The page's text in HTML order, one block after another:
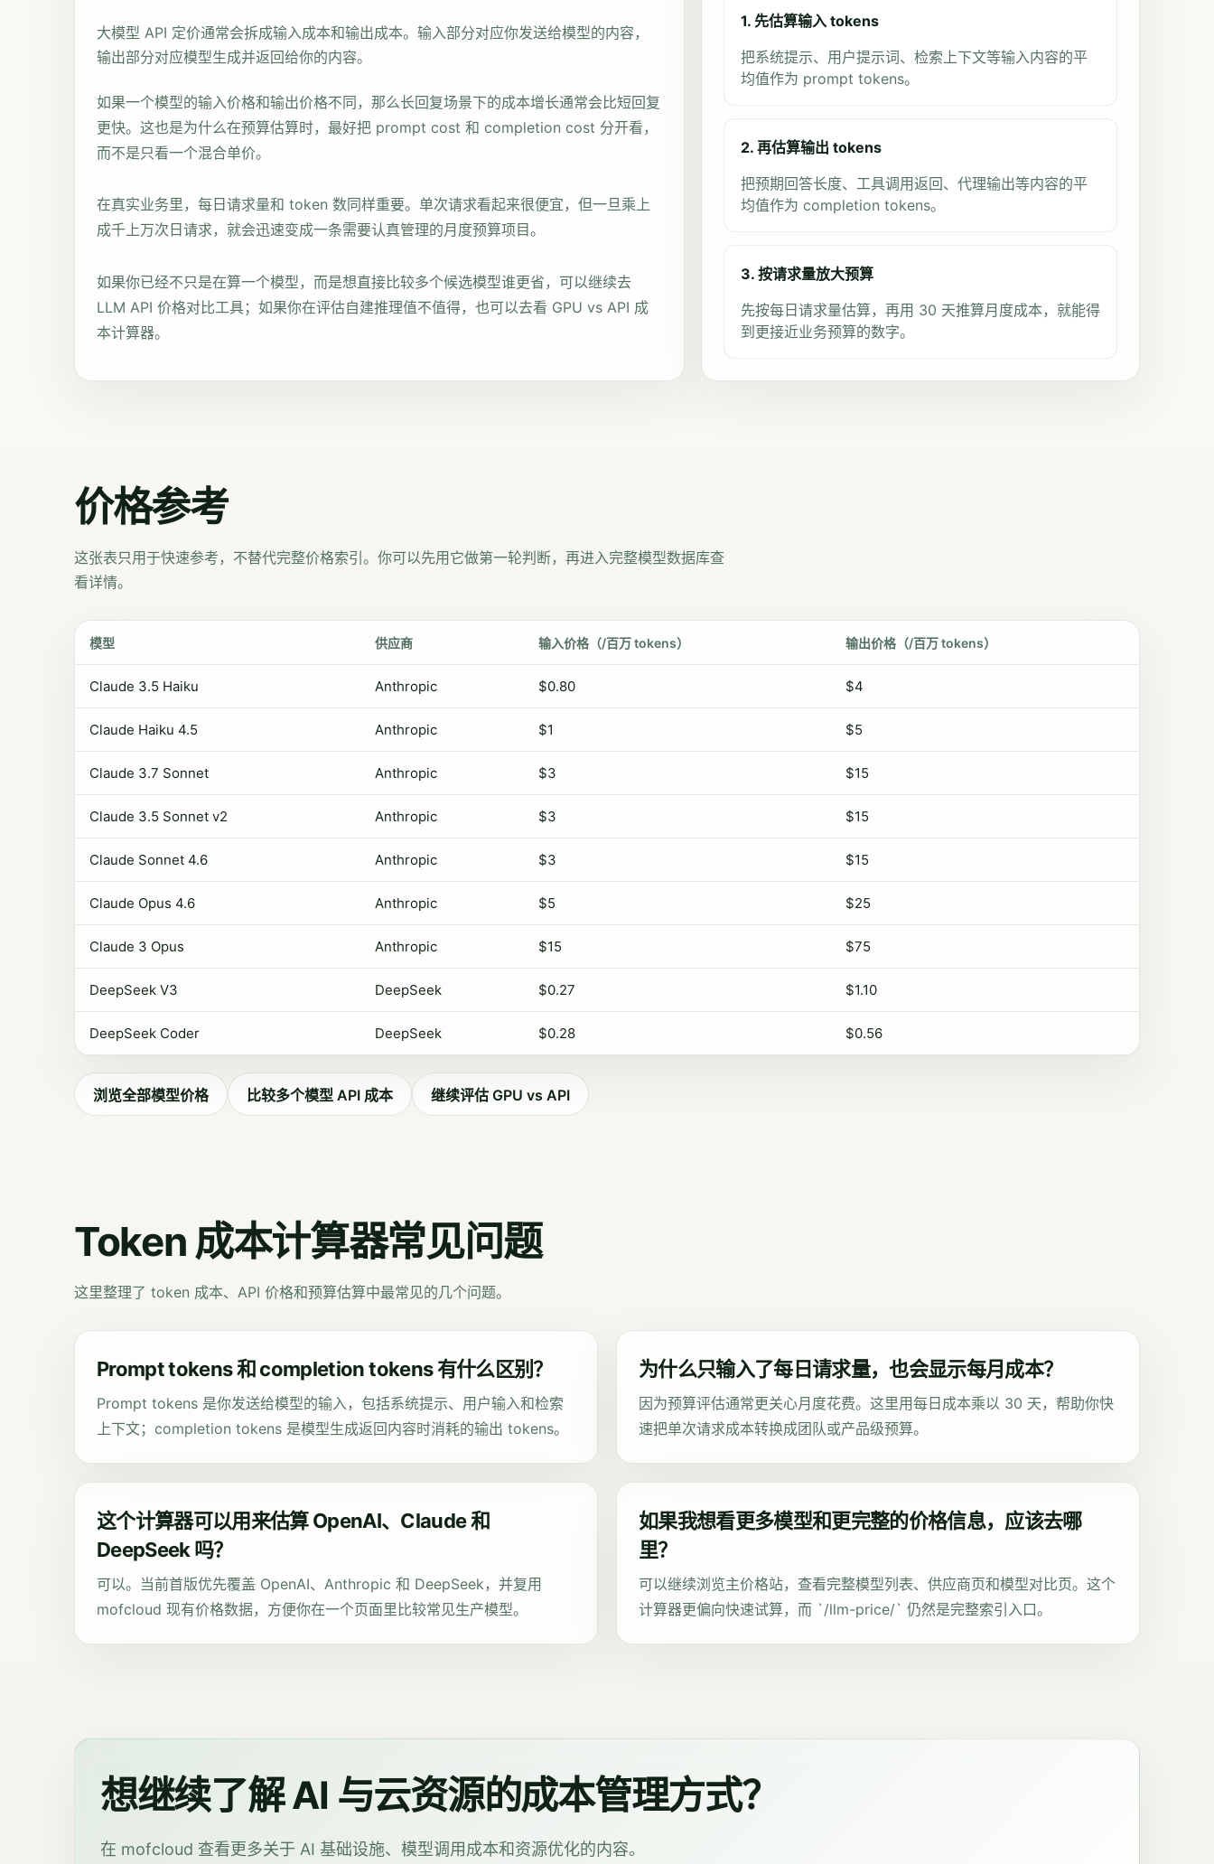
大模型 API 定价通常会拆成输入成本和输出成本。输入部分对应你发送给模型的内容，
输出部分对应模型生成并返回给你的内容。
如果一个模型的输入价格和输出价格不同，那么长回复场景下的成本增长通常会比短回复
更快。这也是为什么在预算估算时，最好把 prompt cost 和 completion cost 分开看，
而不是只看一个混合单价。
在真实业务里，每日请求量和 token 数同样重要。单次请求看起来很便宜，但一旦乘上
成千上万次日请求，就会迅速变成一条需要认真管理的月度预算项目。
如果你已经不只是在算一个模型，而是想直接比较多个候选模型谁更省，可以继续去
LLM API 价格对比工具；如果你在评估自建推理值不值得，也可以去看 GPU vs API 成
本计算器。
1. 先估算输入 tokens
把系统提示、用户提示词、检索上下文等输入内容的平
均值作为 prompt tokens。
2. 再估算输出 tokens
把预期回答长度、工具调用返回、代理输出等内容的平
均值作为 completion tokens。
3. 按请求量放大预算
先按每日请求量估算，再用 30 天推算月度成本，就能得
到更接近业务预算的数字。
价格参考
这张表只用于快速参考，不替代完整价格索引。你可以先用它做第一轮判断，再进入完整模型数据库查
看详情。
模型 供应商 输入价格（/百万 tokens） 输出价格（/百万 tokens）
Claude 3.5 Haiku Anthropic $0.80 $4
Claude Haiku 4.5 Anthropic $1 $5
Claude 3.7 Sonnet Anthropic $3 $15
Claude 3.5 Sonnet v2 Anthropic $3 $15
Claude Sonnet 4.6 Anthropic $3 $15
Claude Opus 4.6 Anthropic $5 $25
Claude 3 Opus Anthropic $15 $75
DeepSeek V3 DeepSeek $0.27 $1.10
DeepSeek Coder DeepSeek $0.28 $0.56
浏览全部模型价格 比较多个模型 API 成本 继续评估 GPU vs API
Token 成本计算器常见问题
这里整理了 token 成本、API 价格和预算估算中最常见的几个问题。
Prompt tokens 和 completion tokens 有什么区别？
Prompt tokens 是你发送给模型的输入，包括系统提示、用户输入和检索
上下文；completion tokens 是模型生成返回内容时消耗的输出 tokens。
为什么只输入了每日请求量，也会显示每月成本？
因为预算评估通常更关心月度花费。这里用每日成本乘以 30 天，帮助你快
速把单次请求成本转换成团队或产品级预算。
这个计算器可以用来估算 OpenAI、Claude 和
DeepSeek 吗？
可以。当前首版优先覆盖 OpenAI、Anthropic 和 DeepSeek，并复用
mofcloud 现有价格数据，方便你在一个页面里比较常见生产模型。
如果我想看更多模型和更完整的价格信息，应该去哪
里？
可以继续浏览主价格站，查看完整模型列表、供应商页和模型对比页。这个
计算器更偏向快速试算，而 `/llm-price/` 仍然是完整索引入口。
想继续了解 AI 与云资源的成本管理方式？
在 mofcloud 查看更多关于 AI 基础设施、模型调用成本和资源优化的内容。